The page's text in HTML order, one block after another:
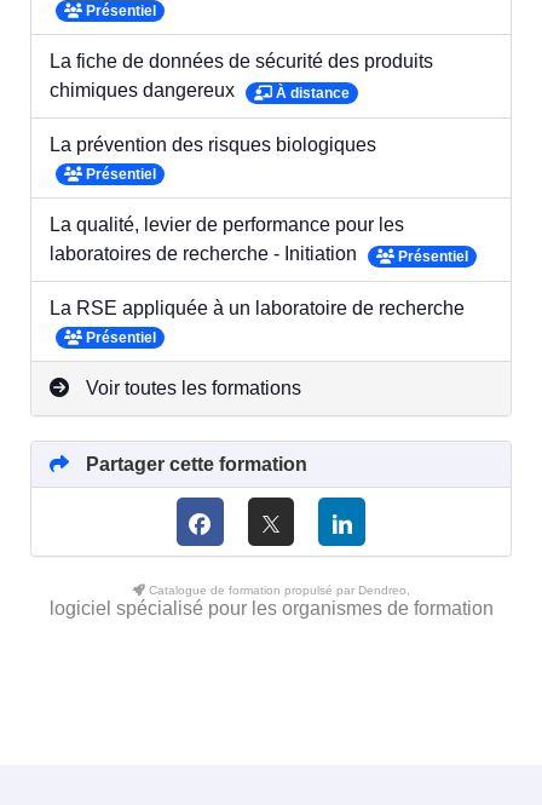
Présentiel
La fiche de données de sécurité des produits
chimiques dangereux
À distance
La prévention des risques biologiques
Présentiel
La qualité, levier de performance pour les
laboratoires de recherche - Initiation
Présentiel
La RSE appliquée à un laboratoire de recherche
Présentiel
Voir toutes les formations
Partager cette formation
Catalogue de formation propulsé par Dendreo,
logiciel spécialisé pour les organismes de formation